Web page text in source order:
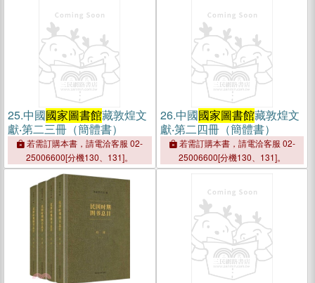
25.中國國家圖書館藏敦煌文
獻‧第二三冊（簡體書）
若需訂購本書，請電洽客服 02-
25006600[分機130、131]。
26.中國國家圖書館藏敦煌文
獻‧第二四冊（簡體書）
若需訂購本書，請電洽客服 02-
25006600[分機130、131]。